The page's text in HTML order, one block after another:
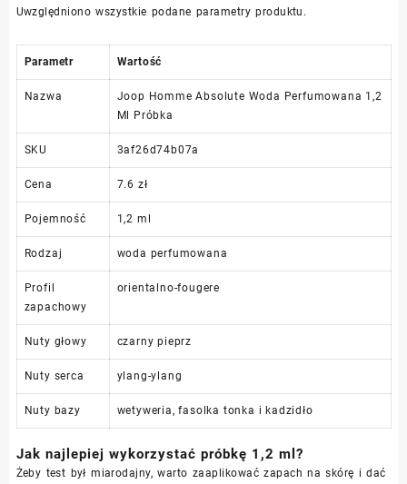
Uwzględniono wszystkie podane parametry produktu.
Parametr Wartość
Nazwa
Joop Homme Absolute Woda Perfumowana 1,2
Ml Próbka
SKU 3af26d74b07a
Cena 7.6 zł
Pojemność 1,2 ml
Rodzaj woda perfumowana
Profil
zapachowy
orientalno-fougere
Nuty głowy czarny pieprz
Nuty serca ylang-ylang
Nuty bazy wetyweria, fasolka tonka i kadzidło
Jak najlepiej wykorzystać próbkę 1,2 ml?
Żeby test był miarodajny, warto zaaplikować zapach na skórę i dać